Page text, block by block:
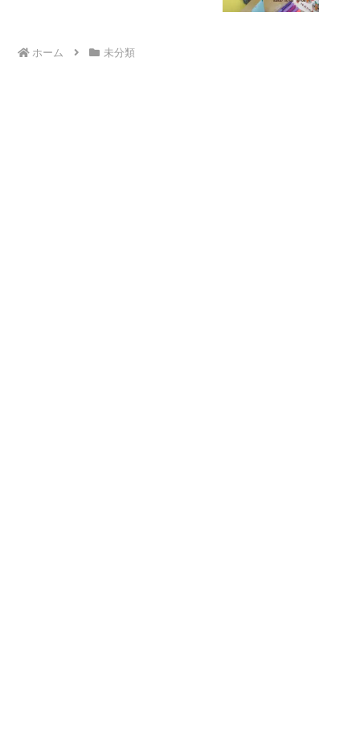
ホーム 未分類